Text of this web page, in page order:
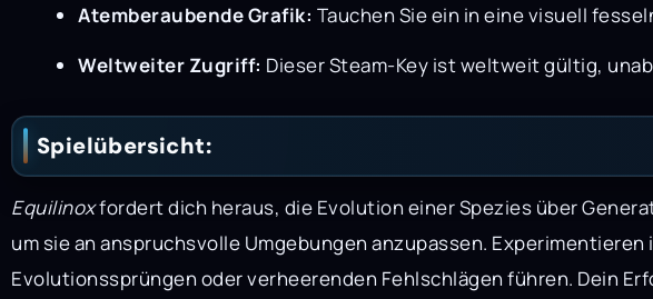
Atemberaubende Grafik: Tauchen Sie ein in eine visuell
Weltweiter Zugriff: Dieser Steam-Key ist weltweit gültig,
Spielübersicht:
Equilinoxfordert dich heraus, die Evolution einer Spezies über
um sie an anspruchsvolle Umgebungen anzupassen.
Evolutionssprüngen oder verheerenden Fehlschlägen führen. Dein